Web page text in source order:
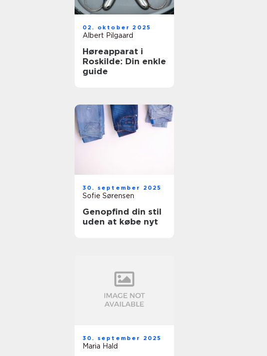
02. oktober 2025
Albert Pilgaard
Høreapparat i
Roskilde: Din enkle
guide
30. september 2025
Sofie Sørensen
Genopfind din stil
uden at købe nyt
30. september 2025
Maria Hald